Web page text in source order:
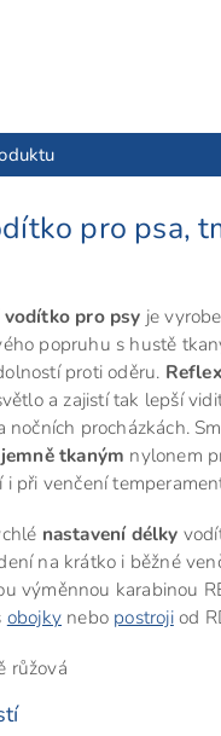
pro psa,
pro psy je
popruhu s hustě
proti oděru.
a zajistí tak lepší
nočních procházkách.
jemně tkaným nylonem
při venčení
nastavení délky
na krátko i běžné
výměnnou karabinou
obojky nebo postrojiod
růžová